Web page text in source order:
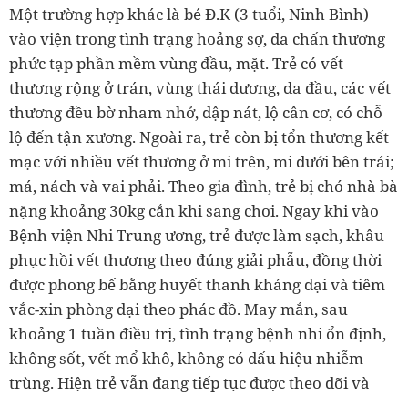
Một trường hợp khác là bé Đ.K (3 tuổi, Ninh Bình)
vào viện trong tình trạng hoảng sợ, đa chấn thương
phức tạp phần mềm vùng đầu, mặt. Trẻ có vết
thương rộng ở trán, vùng thái dương, da đầu, các vết
thương đều bờ nham nhở, dập nát, lộ cân cơ, có chỗ
lộ đến tận xương. Ngoài ra, trẻ còn bị tổn thương kết
mạc với nhiều vết thương ở mi trên, mi dưới bên trái;
má, nách và vai phải. Theo gia đình, trẻ bị chó nhà bà
nặng khoảng 30kg cắn khi sang chơi. Ngay khi vào
Bệnh viện Nhi Trung ương, trẻ được làm sạch, khâu
phục hồi vết thương theo đúng giải phẫu, đồng thời
được phong bế bằng huyết thanh kháng dại và tiêm
vắc-xin phòng dại theo phác đồ. May mắn, sau
khoảng 1 tuần điều trị, tình trạng bệnh nhi ổn định,
không sốt, vết mổ khô, không có dấu hiệu nhiễm
trùng. Hiện trẻ vẫn đang tiếp tục được theo dõi và